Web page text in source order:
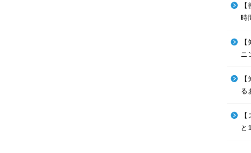
時
ニ
る
と